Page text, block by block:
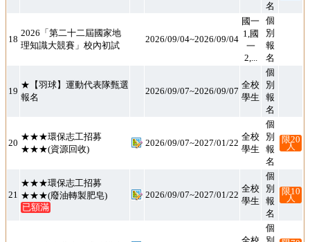
名
18
2026「第二十二屆國家地
理知識大競賽」校內初試
2026/09/04~2026/09/04
國一
1,國
一
2,...
個
別
報
名
19
★【羽球】運動代表隊甄選
報名
2026/09/07~2026/09/07
全校
學生
個
別
報
名
20
★★★環保志工招募
★★★(資源回收)
2026/09/07~2027/01/22
全校
學生
個
別
報
名
限20
人
21
★★★環保志工招募
★★★(廢油轉製肥皂)
已額滿
2026/09/07~2027/01/22
全校
學生
個
別
報
名
限10
人
個
別
報